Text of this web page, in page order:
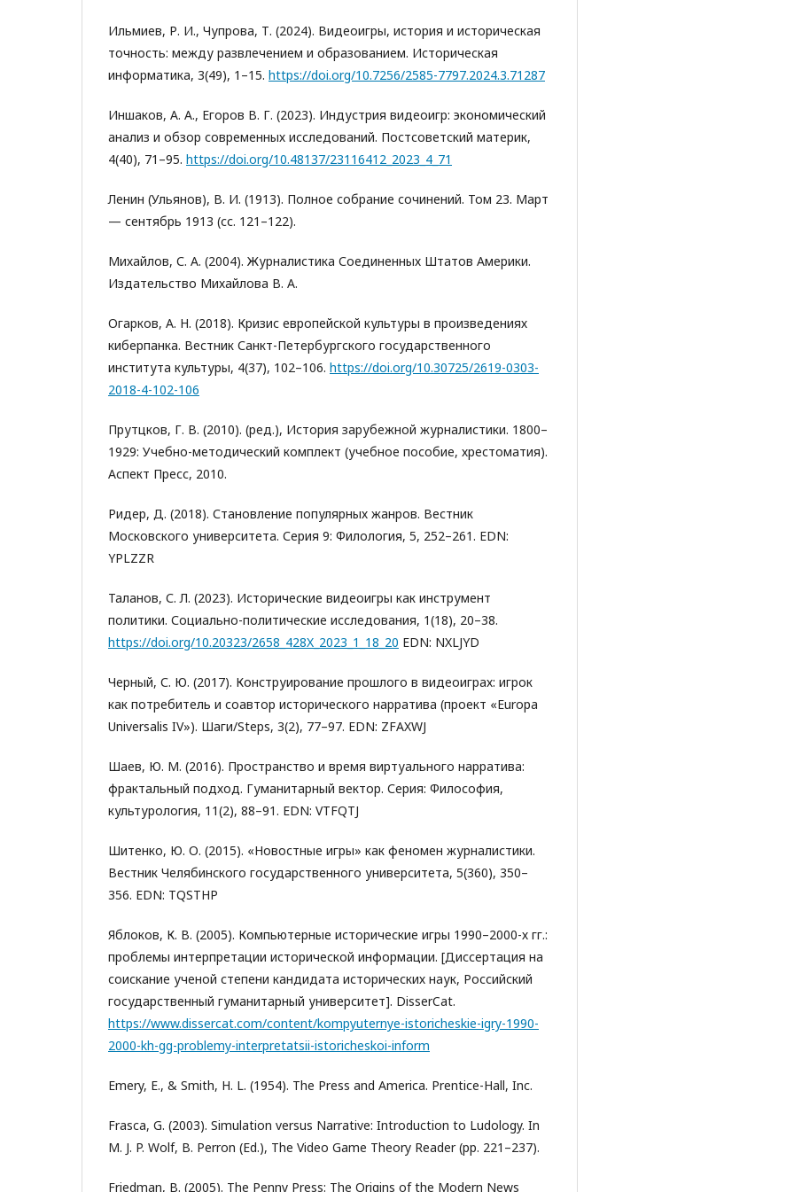
Ильмиев, Р. И., Чупрова, Т. (2024). Видеоигры, история и историческая
точность: между развлечением и образованием. Историческая
информатика, 3(49), 1–15. https://doi.org/10.7256/2585-7797.2024.3.71287
Иншаков, А. А., Егоров В. Г. (2023). Индустрия видеоигр: экономический
анализ и обзор современных исследований. Постсоветский материк,
4(40), 71–95. https://doi.org/10.48137/23116412_2023_4_71
Ленин (Ульянов), В. И. (1913). Полное собрание сочинений. Том 23. Март
— сентябрь 1913 (сс. 121–122).
Михайлов, С. А. (2004). Журналистика Соединенных Штатов Америки.
Издательство Михайлова В. А.
Огарков, А. Н. (2018). Кризис европейской культуры в произведениях
киберпанка. Вестник Санкт-Петербургского государственного
института культуры, 4(37), 102–106. https://doi.org/10.30725/2619-0303-
2018-4-102-106
Прутцков, Г. В. (2010). (ред.), История зарубежной журналистики. 1800–
1929: Учебно-методический комплект (учебное пособие, хрестоматия).
Аспект Пресс, 2010.
Ридер, Д. (2018). Становление популярных жанров. Вестник
Московского университета. Серия 9: Филология, 5, 252–261. EDN:
YPLZZR
Таланов, С. Л. (2023). Исторические видеоигры как инструмент
политики. Социально-политические исследования, 1(18), 20–38.
https://doi.org/10.20323/2658_428X_2023_1_18_20 EDN: NXLJYD
Черный, С. Ю. (2017). Конструирование прошлого в видеоиграх: игрок
как потребитель и соавтор исторического нарратива (проект «Europa
Universalis IV»). Шаги/Steps, 3(2), 77–97. EDN: ZFAXWJ
Шаев, Ю. М. (2016). Пространство и время виртуального нарратива:
фрактальный подход. Гуманитарный вектор. Серия: Философия,
культурология, 11(2), 88–91. EDN: VTFQTJ
Шитенко, Ю. О. (2015). «Новостные игры» как феномен журналистики.
Вестник Челябинского государственного университета, 5(360), 350–
356. EDN: TQSTHP
Яблоков, К. В. (2005). Компьютерные исторические игры 1990–2000-х гг.:
проблемы интерпретации исторической информации. [Диссертация на
соискание ученой степени кандидата исторических наук, Российский
государственный гуманитарный университет]. DisserCat.
https://www.dissercat.com/content/kompyuternye-istoricheskie-igry-1990-
2000-kh-gg-problemy-interpretatsii-istoricheskoi-inform
Emery, E., & Smith, H. L. (1954). The Press and America. Prentice-Hall, Inc.
Frasca, G. (2003). Simulation versus Narrative: Introduction to Ludology. In
M. J. P. Wolf, B. Perron (Ed.), The Video Game Theory Reader (pp. 221–237).
Friedman, B. (2005). The Penny Press: The Origins of the Modern News